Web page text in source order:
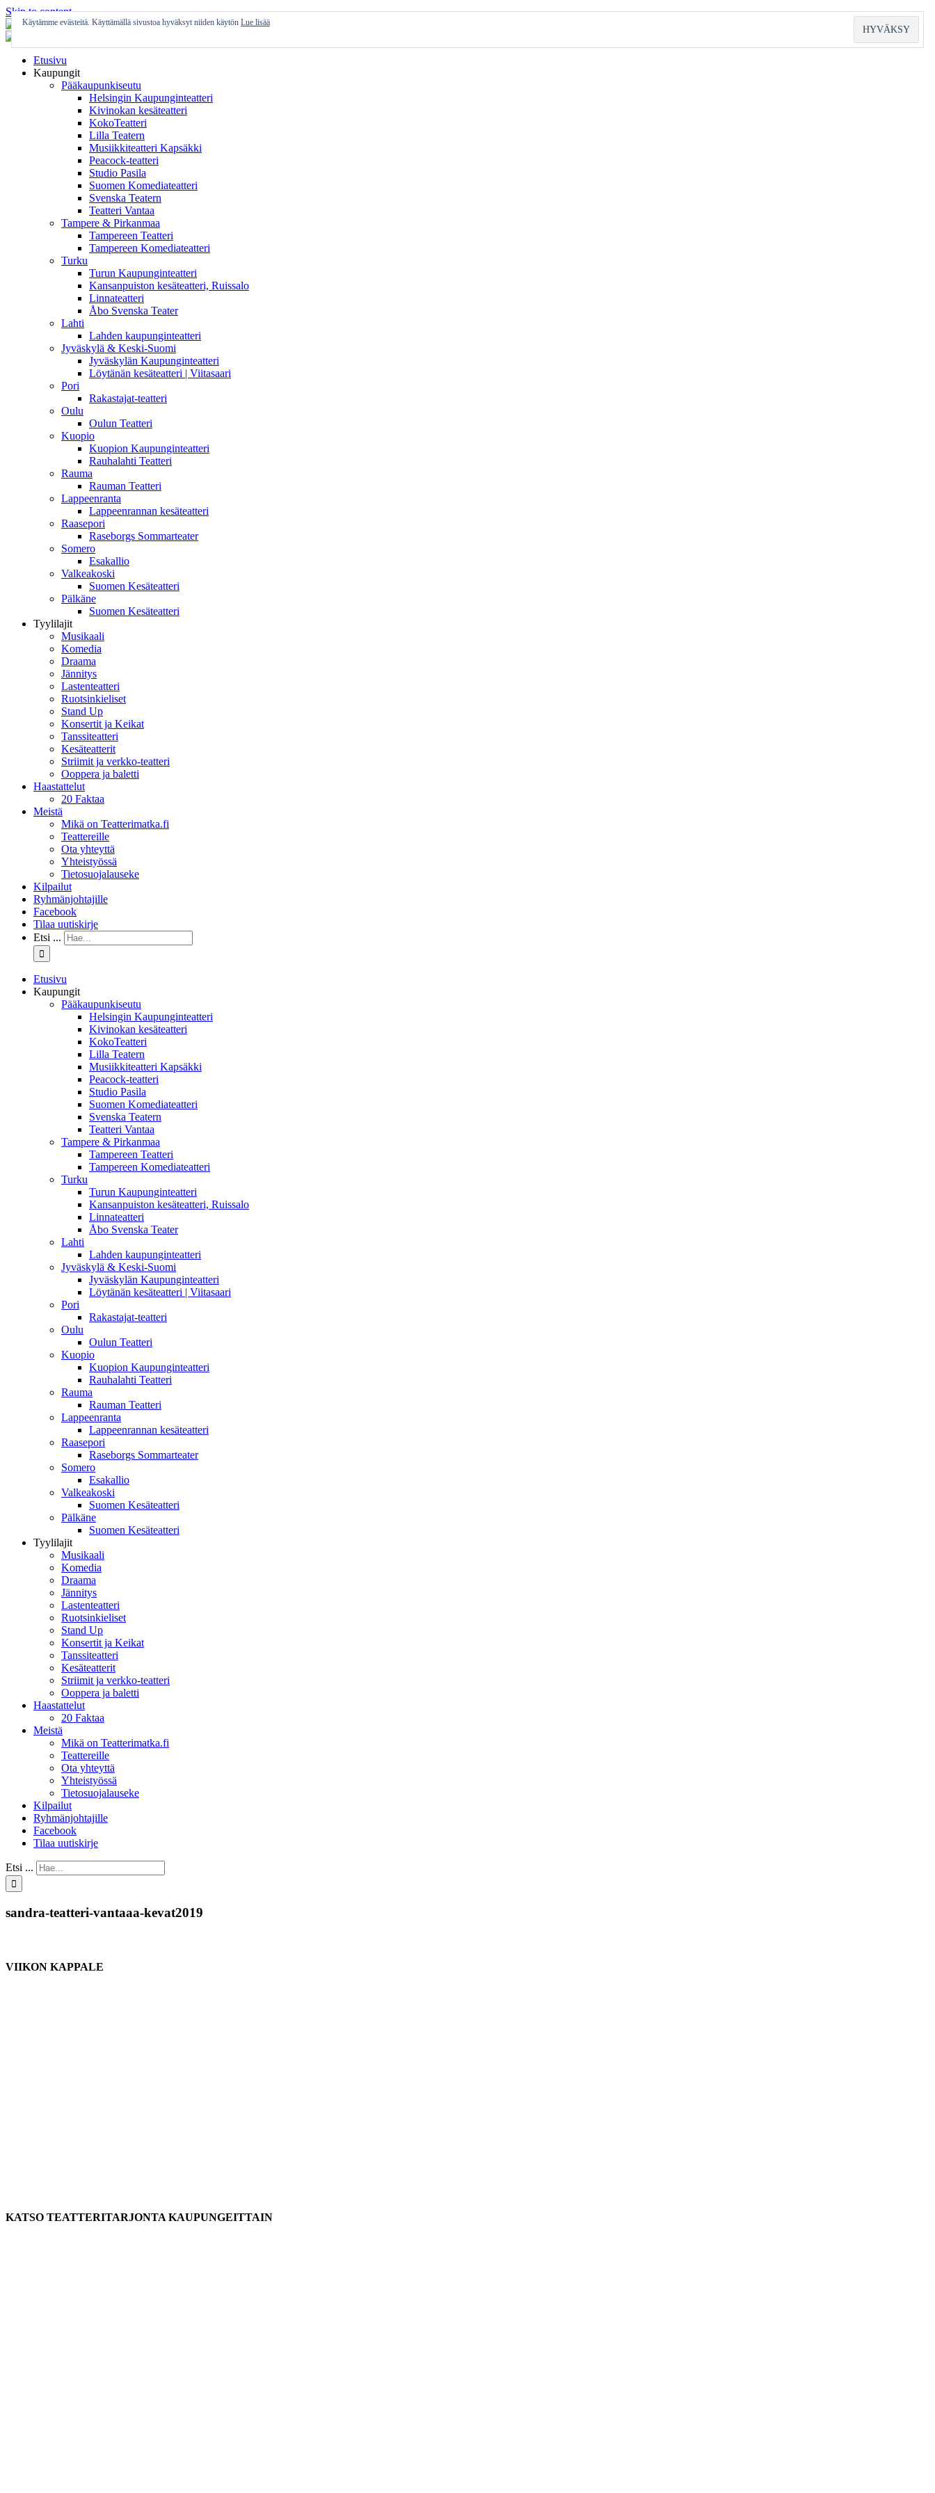
Skip to content
Etusivu
Kaupungit
Pääkaupunkiseutu
Helsingin Kaupunginteatteri
Kivinokan kesäteatteri
KokoTeatteri
Lilla Teatern
Musiikkiteatteri Kapsäkki
Peacock-teatteri
Studio Pasila
Suomen Komediateatteri
Svenska Teatern
Teatteri Vantaa
Tampere & Pirkanmaa
Tampereen Teatteri
Tampereen Komediateatteri
Turku
Turun Kaupunginteatteri
Kansanpuiston kesäteatteri, Ruissalo
Linnateatteri
Åbo Svenska Teater
Lahti
Lahden kaupunginteatteri
Jyväskylä & Keski-Suomi
Jyväskylän Kaupunginteatteri
Löytänän kesäteatteri | Viitasaari
Pori
Rakastajat-teatteri
Oulu
Oulun Teatteri
Kuopio
Kuopion Kaupunginteatteri
Rauhalahti Teatteri
Rauma
Rauman Teatteri
Lappeenranta
Lappeenrannan kesäteatteri
Raasepori
Raseborgs Sommarteater
Somero
Esakallio
Valkeakoski
Suomen Kesäteatteri
Pälkäne
Suomen Kesäteatteri
Tyylilajit
Musikaali
Komedia
Draama
Jännitys
Lastenteatteri
Ruotsinkieliset
Stand Up
Konsertit ja Keikat
Tanssiteatteri
Kesäteatterit
Striimit ja verkko-teatteri
Ooppera ja baletti
Haastattelut
20 Faktaa
Meistä
Mikä on Teatterimatka.fi
Teattereille
Ota yhteyttä
Yhteistyössä
Tietosuojalauseke
Kilpailut
Ryhmänjohtajille
Facebook
Tilaa uutiskirje
Etsi ...
Etusivu
Kaupungit
Pääkaupunkiseutu
Helsingin Kaupunginteatteri
Kivinokan kesäteatteri
KokoTeatteri
Lilla Teatern
Musiikkiteatteri Kapsäkki
Peacock-teatteri
Studio Pasila
Suomen Komediateatteri
Svenska Teatern
Teatteri Vantaa
Tampere & Pirkanmaa
Tampereen Teatteri
Tampereen Komediateatteri
Turku
Turun Kaupunginteatteri
Kansanpuiston kesäteatteri, Ruissalo
Linnateatteri
Åbo Svenska Teater
Lahti
Lahden kaupunginteatteri
Jyväskylä & Keski-Suomi
Jyväskylän Kaupunginteatteri
Löytänän kesäteatteri | Viitasaari
Pori
Rakastajat-teatteri
Oulu
Oulun Teatteri
Kuopio
Kuopion Kaupunginteatteri
Rauhalahti Teatteri
Rauma
Rauman Teatteri
Lappeenranta
Lappeenrannan kesäteatteri
Raasepori
Raseborgs Sommarteater
Somero
Esakallio
Valkeakoski
Suomen Kesäteatteri
Pälkäne
Suomen Kesäteatteri
Tyylilajit
Musikaali
Komedia
Draama
Jännitys
Lastenteatteri
Ruotsinkieliset
Stand Up
Konsertit ja Keikat
Tanssiteatteri
Kesäteatterit
Striimit ja verkko-teatteri
Ooppera ja baletti
Haastattelut
20 Faktaa
Meistä
Mikä on Teatterimatka.fi
Teattereille
Ota yhteyttä
Yhteistyössä
Tietosuojalauseke
Kilpailut
Ryhmänjohtajille
Facebook
Tilaa uutiskirje
Etsi ...
sandra-teatteri-vantaaa-kevat2019
VIIKON KAPPALE
KATSO TEATTERITARJONTA KAUPUNGEITTAIN
Käytämme evästeitä. Käyttämällä sivustoa hyväksyt niiden käytön Lue lisää